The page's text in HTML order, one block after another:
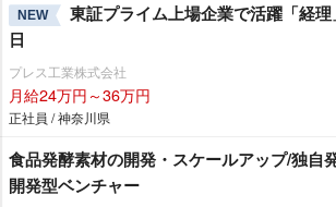
NEW
東証プライム上場企業で活躍「経
日
プレス工業株式会社
月給24万円～36万円
正社員 / 神奈川県
食品発酵素材の開発・スケールアップ/独自
開発型ベンチャー